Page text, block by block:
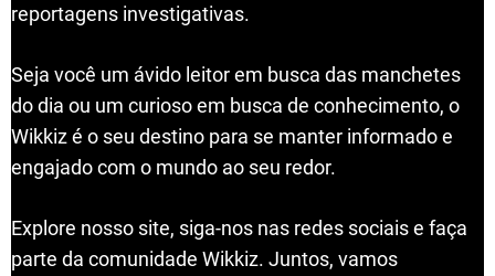
reportagens investigativas.
Seja você um ávido leitor em busca das manchetes
do dia ou um curioso em busca de conhecimento, o
Wikkiz é o seu destino para se manter informado e
engajado com o mundo ao seu redor.
Explore nosso site, siga-nos nas redes sociais e faça
parte da comunidade Wikkiz. Juntos, vamos